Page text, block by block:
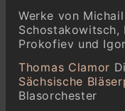
Werke von
Schostakowitsch,
Prokofiev und
Thomas Clamor
Sächsische
Blasorchester